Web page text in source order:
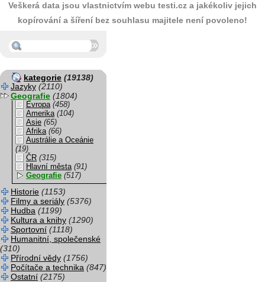
Veškerá data jsou vlastnictvím webu testi.cz a jakékoliv jejich
kopírování a šíření bez souhlasu majitele není povoleno!
kategorie (19138)
Jazyky (2110)
Geografie (1804)
Evropa (458)
Amerika (104)
Asie (65)
Afrika (66)
Austrálie a Oceánie
(19)
ČR (315)
Hlavní města (91)
Geografie (517)
Historie (1153)
Filmy a seriály (5376)
Hudba (1199)
Kultura a knihy (1290)
Sportovní (1118)
Humanitní, společenské
(310)
Přírodní vědy (1756)
Počítače a technika (847)
Ostatní (2175)